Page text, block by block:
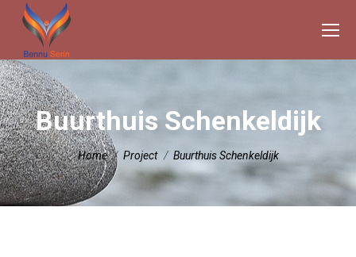
Buurthuis Schenkeldijk
Je bent hier:
Home Project Buurthuis Schenkeldijk